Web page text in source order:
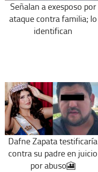
Señalan a exesposo por
ataque contra familia; lo
identifican
Dafne Zapata testificaría
contra su padre en juicio
por abuso🎦